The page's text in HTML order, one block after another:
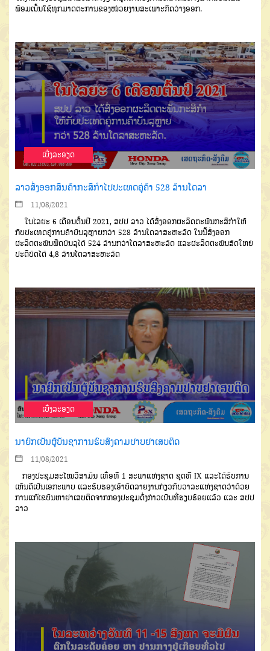
ພ້ອມເນັ້ນໃຊ້ທຸກມາດຕະການຂອງໜ່ວຍງານສະເພາະກິດວ່າງອອກ.
ເບີ່ງລະອຽດ
ລາວສົ່ງອອກສິນຄ້າກະສິກຳໄປປະເທດຄູ່ຄ້າ 528 ລ້ານໂດລາ
11/08/2021
ໃນໄລຍະ 6 ເດືອນຕົ້ນປີ 2021, ສປປ ລາວ ໄດ້ສົ່ງອອກຜະລິດຕະພັນກະສິກຳໃຫ້
ກັບປະເທດຄູ່ການຄ້າບັນລຸຫຼາຍກວ່າ 528 ລ້ານໂດລາສະຫະລັດ ໃນນີ້ສົ່ງອອກ
ຜະລິດຕະພັນພືດບັນລຸໄດ້ 524 ລ້ານກວ່າໂດລາສະຫະລັດ ແລະຜະລິດຕະພັນສັດໃຫຍ່
ປະຕິບັດໄດ້ 4,8 ລ້ານໂດລາສະຫະລັດ
ເບີ່ງລະອຽດ
ນາຍົກເປັນຜູ້ບັນຊາການຮົບສົງຄາມປາບຢາເສບຕິດ
11/08/2021
ກອງປະຊຸມສະໄໝວິສາມັນ ເທື່ອທີ 1 ສະພາແຫ່ງຊາດ ຊຸດທີ IX ແລະໄດ້ຮັບການ
ເຫັນດີເປັນເອກະພາບ ແລະຮັບຮອງເອົາບົດລາຍງານກ່ຽວກັບວາລະແຫ່ງຊາດວ່າດ້ວຍ
ການແກ້ໄຂບັນຫາຢາເສບຕິດຈາກກອງປະຊຸມດັ່ງກ່າວເປັນທີ່ຮຽບຮ້ອຍແລ້ວ ແລະ ສປປ
ລາວ